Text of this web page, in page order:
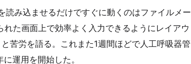
読み込ませるだけですぐに動くのはファイルメー
た画面上で効率よく入力できるようにレイアウ
苦労を語る。これまた1週間ほどで人工呼吸器管
運用を開始した。